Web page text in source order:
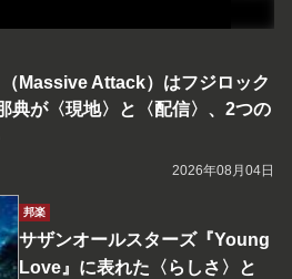
Massive Attack）はフジロック
が〈現地〉と〈配信〉、2つの
2026年08月04日
邦楽
サザンオールスターズ『Young
Love』に表れた〈らしさ〉と